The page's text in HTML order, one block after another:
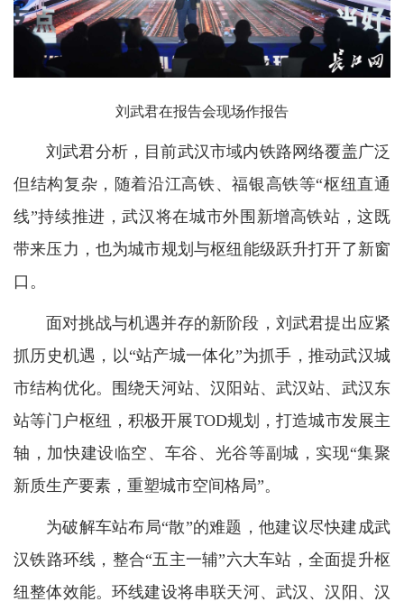
刘武君在报告会现场作报告
刘武君分析，目前武汉市域内铁路网络覆盖广泛
但结构复杂，随着沿江高铁、福银高铁等“枢纽直通
线”持续推进，武汉将在城市外围新增高铁站，这既
带来压力，也为城市规划与枢纽能级跃升打开了新窗
口。
面对挑战与机遇并存的新阶段，刘武君提出应紧
抓历史机遇，以“站产城一体化”为抓手，推动武汉城
市结构优化。围绕天河站、汉阳站、武汉站、武汉东
站等门户枢纽，积极开展TOD规划，打造城市发展主
轴，加快建设临空、车谷、光谷等副城，实现“集聚
新质生产要素，重塑城市空间格局”。
为破解车站布局“散”的难题，他建议尽快建成武
汉铁路环线，整合“五主一辅”六大车站，全面提升枢
纽整体效能。环线建设将串联天河、武汉、汉阳、汉